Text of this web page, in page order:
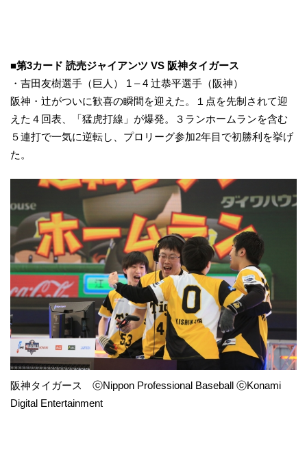
■第3カード 読売ジャイアンツ VS 阪神タイガース
・吉田友樹選手（巨人） 1 – 4 辻恭平選手（阪神）
阪神・辻がついに歓喜の瞬間を迎えた。１点を先制されて迎
えた４回表、「猛虎打線」が爆発。３ランホームランを含む
５連打で一気に逆転し、プロリーグ参加2年目で初勝利を挙げ
た。
阪神タイガース ⓒNippon Professional Baseball ⓒKonami
Digital Entertainment